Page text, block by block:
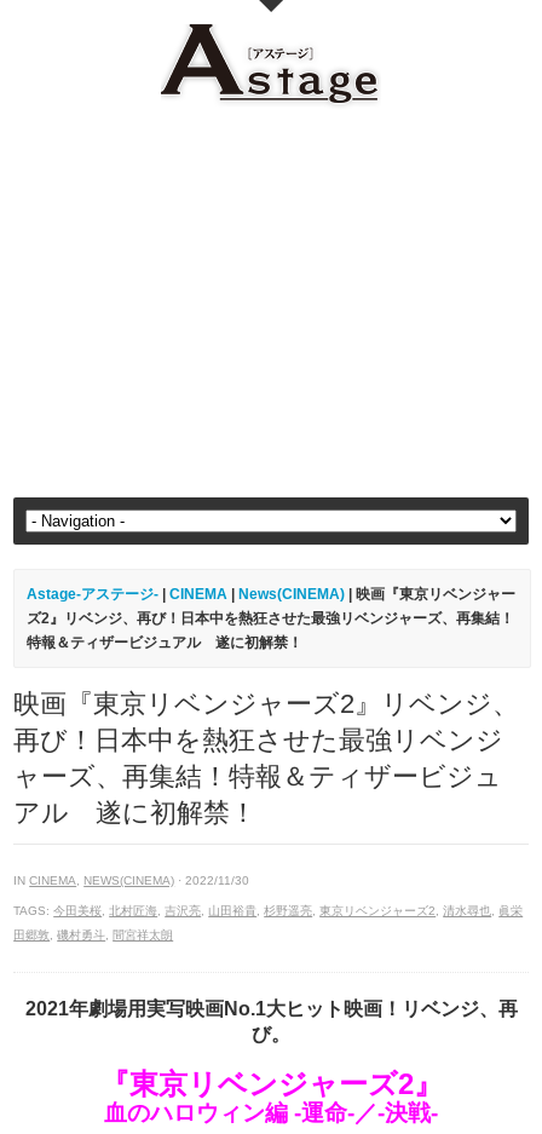
Astage-アステージ- |CINEMA News(CINEMA) | 映画『東京リベンジャー
ズ2』リベンジ、再び！日本中を熱狂させた最強リベンジャーズ、再集結！
特報＆ティザービジュアル 遂に初解禁！
映画『東京リベンジャーズ2』リベンジ、
再び！日本中を熱狂させた最強リベンジ
ャーズ、再集結！特報＆ティザービジュ
アル 遂に初解禁！
INCINEMA NEWS(CINEMA) · 2022/11/30
TAGS:今田美桜 ,北村匠海 ,吉沢亮 山田裕貴 ,杉野遥亮 ,東京リベンジャーズ2 ,清水尋也
眞栄
田郷敦
,磯村勇斗 間宮祥太朗
2021年劇場用実写映画No.1大ヒット映画！リベンジ、再
び。
『東京リベンジャーズ2』
血のハロウィン編 -運命-／-決戦-